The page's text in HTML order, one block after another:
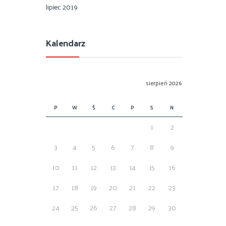
lipiec 2019
Kalendarz
sierpień 2026
P W Ś C P S N
1
2
3
4 5 6 7 8
9
10
11 12 13 14 15
16
17
18 19 20 21 22
23
24
25 26 27 28 29
30